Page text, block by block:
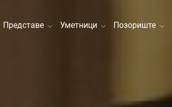
Представе Уметници Позориште